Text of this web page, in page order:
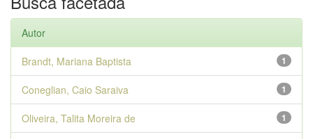
Autor
1
Brandt, Mariana Baptista
1
Coneglian, Caio Saraiva
1
Oliveira, Talita Moreira de